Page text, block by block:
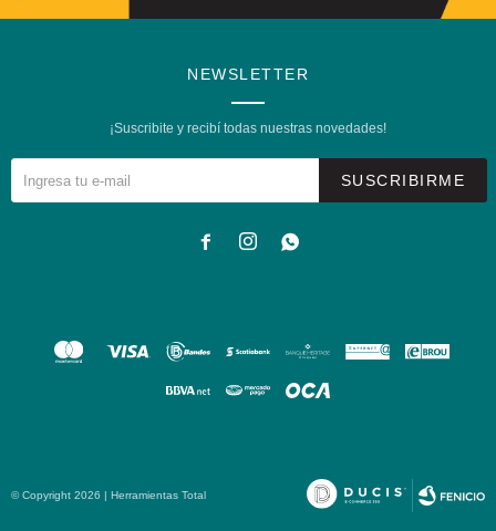
NEWSLETTER
¡Suscribite y recibí todas nuestras novedades!
SUSCRIBIRME
  
© Copyright 2026 | Herramientas Total